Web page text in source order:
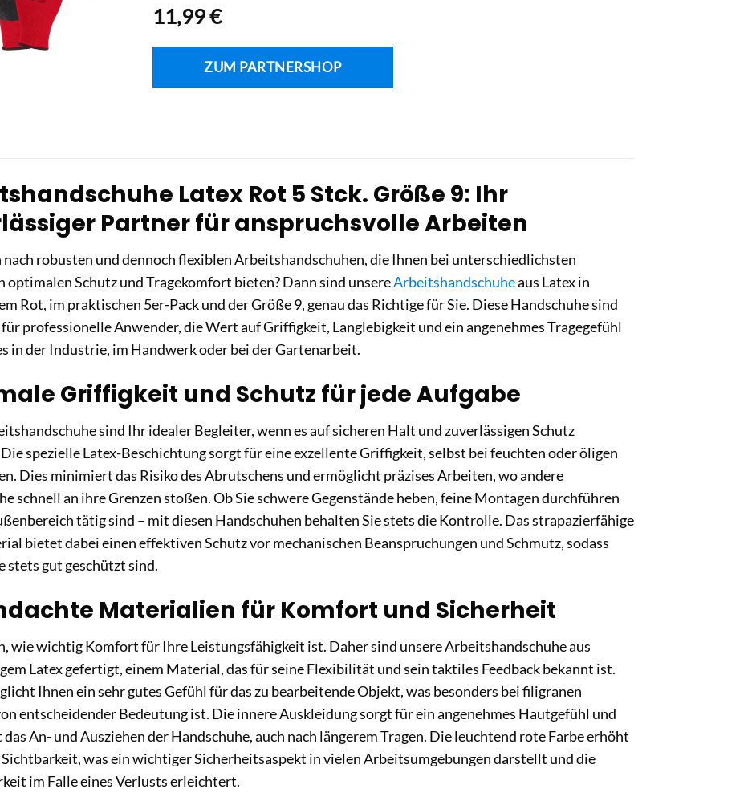
11,99€
ZUM PARTNERSHOP
Latex Rot 5 Stck. Größe 9: Ihr
Partner für anspruchsvolle Arbeiten
nach robusten und dennoch flexiblen Arbeitshandschuhen, die Ihnen bei unterschiedlichsten
optimalen Schutz und Tragekomfort bieten? Dann sind unsereArbeitshandschuheaus Latex in
Rot, im praktischen 5er-Pack und der Größe 9, genau das Richtige für Sie. Diese Handschuhe sind
professionelle Anwender, die Wert auf Griffigkeit, Langlebigkeit und ein angenehmes Tragegefühl
in der Industrie, im Handwerk oder bei der Gartenarbeit.
Griffigkeit und Schutz für jede Aufgabe
sind Ihr idealer Begleiter, wenn es auf sicheren Halt und zuverlässigen Schutz
spezielle Latex-Beschichtung sorgt für eine exzellente Griffigkeit, selbst bei feuchten oder öligen
Dies minimiert das Risiko des Abrutschens und ermöglicht präzises Arbeiten, wo andere
schnell an ihre Grenzen stoßen. Ob Sie schwere Gegenstände heben, feine Montagen durchführen
tätig sind – mit diesen Handschuhen behalten Sie stets die Kontrolle. Das strapazierfähige
bietet dabei einen effektiven Schutz vor mechanischen Beanspruchungen und Schmutz, sodass
stets gut geschützt sind.
Materialien für Komfort und Sicherheit
wie wichtig Komfort für Ihre Leistungsfähigkeit ist. Daher sind unsere Arbeitshandschuhe aus
Latex gefertigt, einem Material, das für seine Flexibilität und sein taktiles Feedback bekannt ist.
Ihnen ein sehr gutes Gefühl für das zu bearbeitende Objekt, was besonders bei filigranen
entscheidender Bedeutung ist. Die innere Auskleidung sorgt für ein angenehmes Hautgefühl und
An- und Ausziehen der Handschuhe, auch nach längerem Tragen. Die leuchtend rote Farbe erhöht
Sichtbarkeit, was ein wichtiger Sicherheitsaspekt in vielen Arbeitsumgebungen darstellt und die
im Falle eines Verlusts erleichtert.